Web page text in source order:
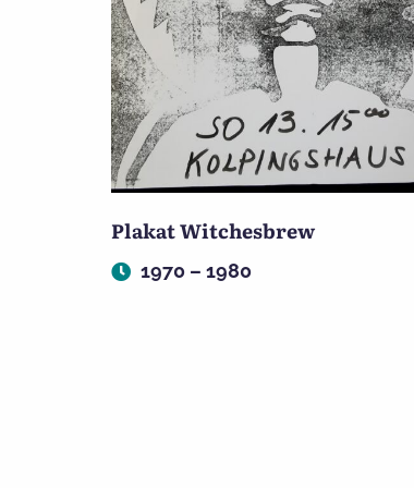
Plakat Witchesbrew
1970 – 1980